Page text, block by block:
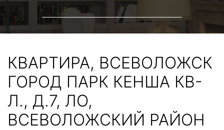
КВАРТИРА, ВСЕВОЛОЖСК
ГОРОД ПАРК КЕНША КВ-
Л., Д.7, ЛО,
ВСЕВОЛОЖСКИЙ РАЙОН